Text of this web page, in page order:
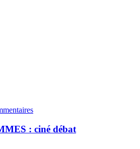
: ciné débat